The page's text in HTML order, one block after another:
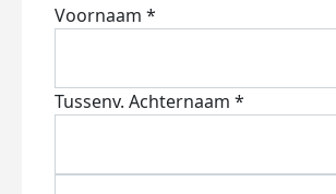
Voornaam *
Tussenv. Achternaam *